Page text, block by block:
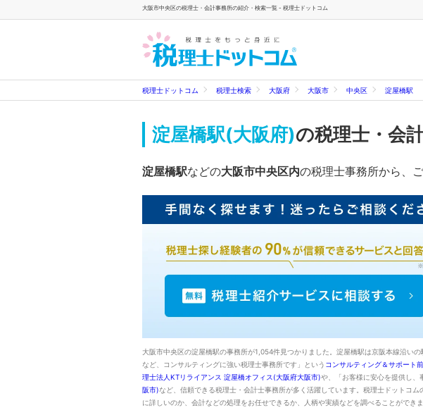
大阪市中央区の税理士・会計事務所の紹介・検索一覧 - 税理士ドットコム
税理士ドットコム 税理士検索 大阪府 大阪市 中央区 淀屋橋駅
淀屋橋駅(大阪府)の税理士・会
淀屋橋駅などの大阪市中央区内の税理士事務所から、
大阪市中央区の淀屋橋駅の事務所が1,054件見つかりました。淀屋橋駅は京阪本線沿いの
など、コンサルティングに強い税理士事務所です」という コンサルティング＆サポート
理士法人KTリライアンス 淀屋橋オフィス(大阪府大阪市)や、「お客様に安心を提供し、
阪市)など、信頼できる税理士・会計士事務所が多く活躍しています。税理士ドットコ
に詳しいのか、会計などの処理をお任せできるか、人柄や実績などを調べることがで